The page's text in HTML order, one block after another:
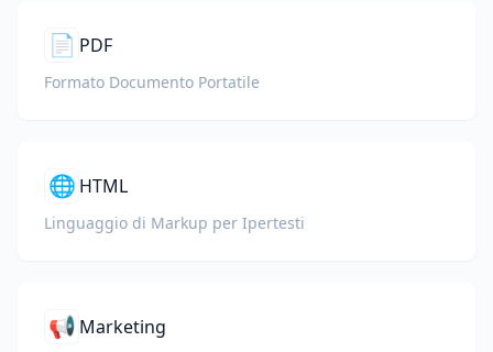
📄 PDF
Formato Documento Portatile
🌐 HTML
Linguaggio di Markup per Ipertesti
📢 Marketing